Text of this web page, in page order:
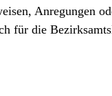
Anregungen
für die